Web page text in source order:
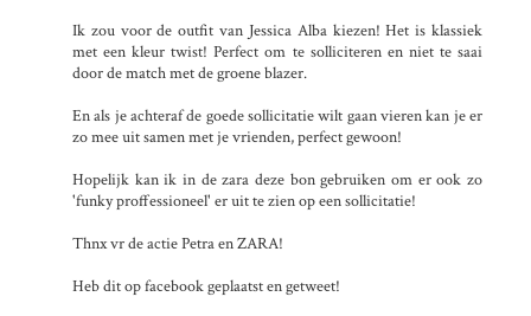
Ik zou voor de outfit van Jessica Alba kiezen! Het is klassiek
met een kleur twist! Perfect om te solliciteren en niet te saai
door de match met de groene blazer.
En als je achteraf de goede sollicitatie wilt gaan vieren kan je er
zo mee uit samen met je vrienden, perfect gewoon!
Hopelijk kan ik in de zara deze bon gebruiken om er ook zo
'funky proffessioneel' er uit te zien op een sollicitatie!
Thnx vr de actie Petra en ZARA!
Heb dit op facebook geplaatst en getweet!